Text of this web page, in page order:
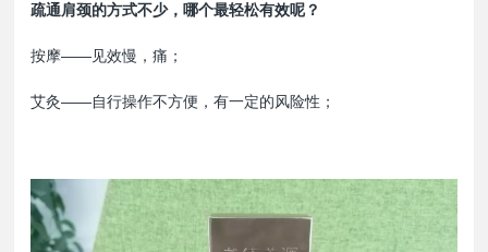
疏通肩颈的方式不少，哪个最轻松有效呢？
按摩——见效慢，痛；
艾灸——自行操作不方便，有一定的风险性；